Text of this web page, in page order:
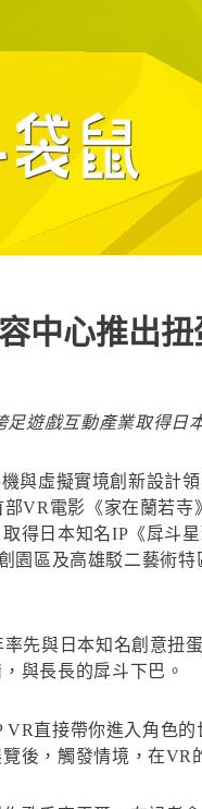
中心推出扭
足遊戲互動產業取得日
與虛擬實境創新設計
VR電影《家在蘭若
得日本知名IP《戽斗
園區及高雄駁二藝術
先與日本知名創意
與長長的戽斗下巴。
直接帶你進入角色
後，觸發情境，在